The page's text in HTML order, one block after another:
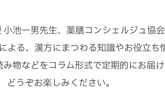
池一男先生、 薬膳コンシェルジュ協
よる、 漢方にまつわる知識やお役立ち
み物などをコラム形式で定期的にお届け
どうぞお楽しみください。